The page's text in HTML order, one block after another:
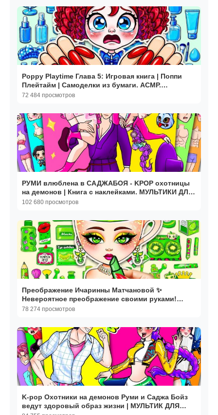
Poppy Playtime Глава 5: Игровая книга | Поппи
Плейтайм | Самоделки из бумаги. АСМР.
Мультики
72 484 просмотров
РУМИ влюблена в САДЖАБОЯ - KPOP охотницы
на демонов | Книга с наклейками. МУЛЬТИКИ ДЛЯ
ДЕТЕЙ
102 680 просмотров
Преображение Ичаринны Матчановой ✨
Невероятное преображение своими руками!
Мультики для детей
78 274 просмотров
K-pop Охотники на демонов Руми и Саджа Бойз
ведут здоровый образ жизни | МУЛЬТИК ДЛЯ